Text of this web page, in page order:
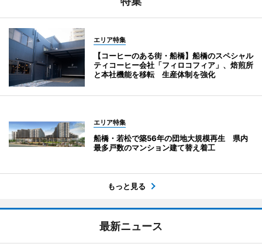
エリア特集
【コーヒーのある街・船橋】船橋のスペシャル
ティコーヒー会社「フィロコフィア」、焙煎所
と本社機能を移転 生産体制を強化
エリア特集
船橋・若松で築56年の団地大規模再生 県内
最多戸数のマンション建て替え着工
もっと見る
最新ニュース